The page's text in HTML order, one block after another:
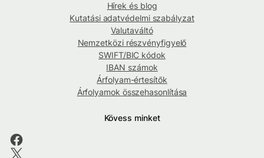
Hírek és blog
Kutatási adatvédelmi szabályzat
Valutaváltó
Nemzetközi részvényfigyelő
SWIFT/BIC kódok
IBAN számok
Árfolyam-értesítők
Árfolyamok összehasonlítása
Kövess minket